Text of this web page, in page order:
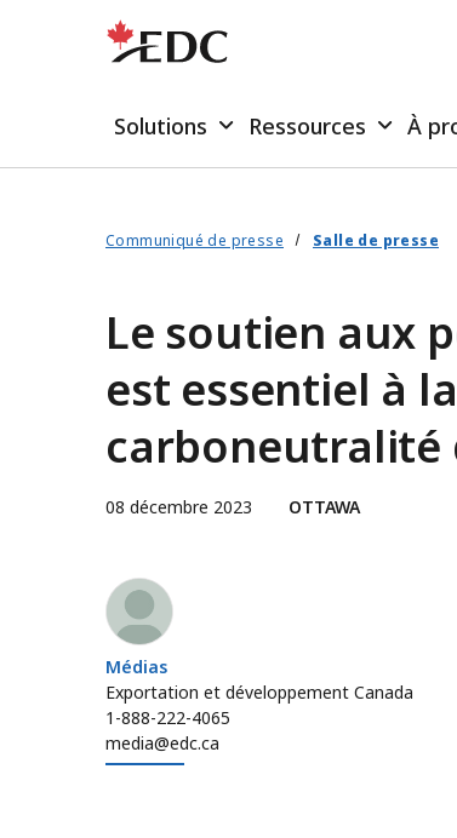
Solutions Ressources À
Communiqué de presse Salle de presse
Le soutien aux
est essentiel à
carboneutralité
08 décembre 2023 OTTAWA
Médias
Médias
Exportation et développement Canada
1-888-222-4065
media@edc.ca